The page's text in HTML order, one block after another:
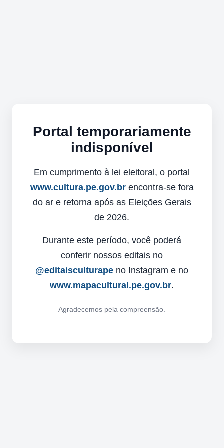
Portal temporariamente
indisponível
Em cumprimento à lei eleitoral, o portal
www.cultura.pe.gov.brencontra-se fora
do ar e retorna após as Eleições Gerais
de 2026.
Durante este período, você poderá
conferir nossos editais no
@editaisculturape no Instagram e no
www.mapacultural.pe.gov.br.
Agradecemos pela compreensão.